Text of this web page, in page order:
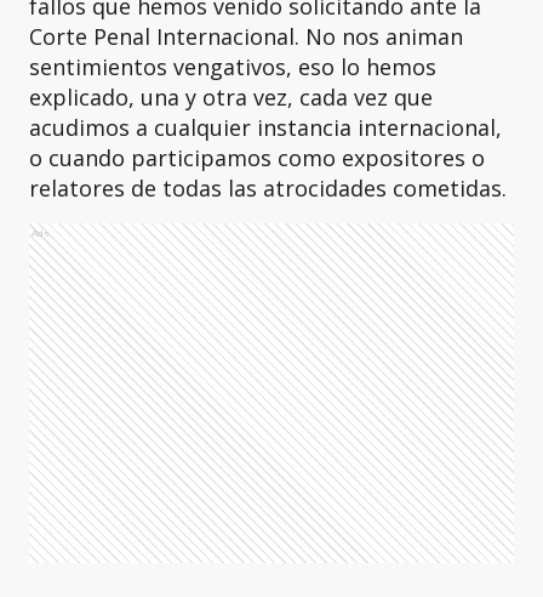
fallos que hemos venido solicitando ante la
Corte Penal Internacional. No nos animan
sentimientos vengativos, eso lo hemos
explicado, una y otra vez, cada vez que
acudimos a cualquier instancia internacional,
o cuando participamos como expositores o
relatores de todas las atrocidades cometidas.
Ads